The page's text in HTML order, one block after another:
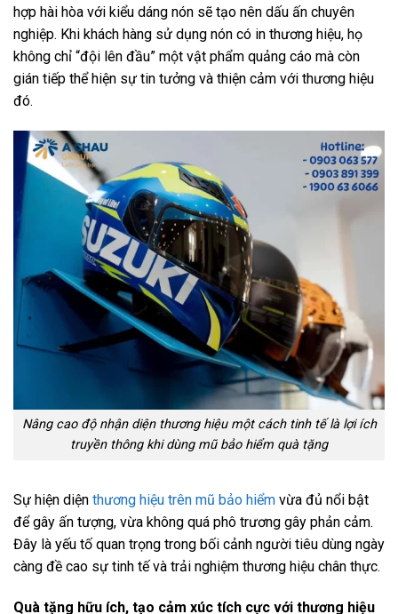
hợp hài hòa với kiểu dáng nón sẽ tạo nên dấu ấn chuyên
nghiệp. Khi khách hàng sử dụng nón có in thương hiệu, họ
không chỉ “đội lên đầu” một vật phẩm quảng cáo mà còn
gián tiếp thể hiện sự tin tưởng và thiện cảm với thương hiệu
đó.
Nâng cao độ nhận diện thương hiệu một cách tinh tế là lợi ích
truyền thông khi dùng mũ bảo hiểm quà tặng
Sự hiện diện thương hiệu trên mũ bảo hiểm vừa đủ nổi bật
để gây ấn tượng, vừa không quá phô trương gây phản cảm.
Đây là yếu tố quan trọng trong bối cảnh người tiêu dùng ngày
càng đề cao sự tinh tế và trải nghiệm thương hiệu chân thực.
Quà tặng hữu ích, tạo cảm xúc tích cực với thương hiệu